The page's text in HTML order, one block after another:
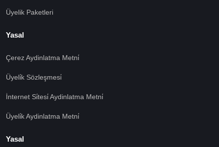
Üyelik Paketleri
Yasal
Çerez Aydinlatma Metni̇
Üyeli̇k Sözleşmesi̇
İnternet Si̇tesi̇ Aydinlatma Metni̇
Üyeli̇k Aydinlatma Metni̇
Yasal